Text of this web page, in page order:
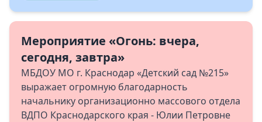
Мероприятие «Огонь: вчера,
сегодня, завтра»
МБДОУ МО г. Краснодар «Детский сад №215»
выражает огромную благодарность
начальнику организационно массового отдела
ВДПО Краснодарского края - Юлии Петровне